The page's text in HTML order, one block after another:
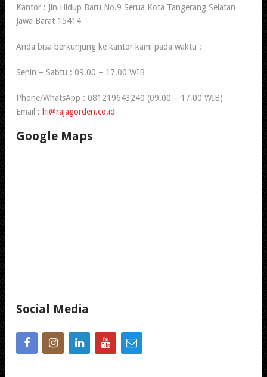
Kantor : Jln Hidup Baru No.9 Serua Kota Tangerang Selatan
Jawa Barat 15414
Anda bisa berkunjung ke kantor kami pada waktu :
Senin – Sabtu : 09.00 – 17.00 WIB
Phone/WhatsApp : 081219643240 (09.00 – 17.00 WIB)
Email : hi@rajagorden.co.id
Google Maps
Social Media